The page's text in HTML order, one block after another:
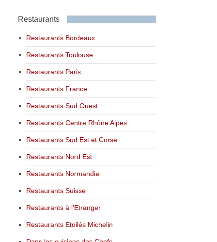
Restaurants
Restaurants Bordeaux
Restaurants Toulouse
Restaurants Paris
Restaurants France
Restaurants Sud Ouest
Restaurants Centre Rhône Alpes
Restaurants Sud Est et Corse
Restaurants Nord Est
Restaurants Normandie
Restaurants Suisse
Restaurants à l’Etranger
Restaurants Etoilés Michelin